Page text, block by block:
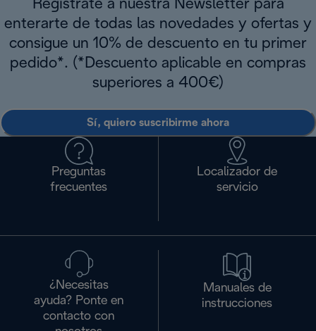
Regístrate a nuestra Newsletter para
enterarte de todas las novedades y ofertas y
consigue un 10% de descuento en tu primer
pedido*. (*Descuento aplicable en compras
superiores a 400€)
Sí, quiero suscribirme ahora
Preguntas
frecuentes
Localizador de
servicio
¿Necesitas
ayuda? Ponte en
contacto con
Manuales de
instrucciones